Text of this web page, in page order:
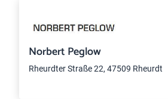
Norbert Peglow
Rheurdter Straße 22, 47509 Rheurdt